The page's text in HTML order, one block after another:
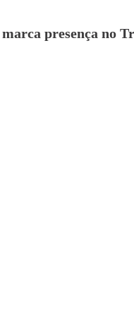
presença no